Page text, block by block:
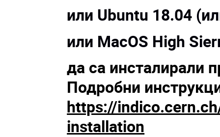
или Ubuntu 18.04
или MacOS High
да са инсталирали
Подробни
https://
installation